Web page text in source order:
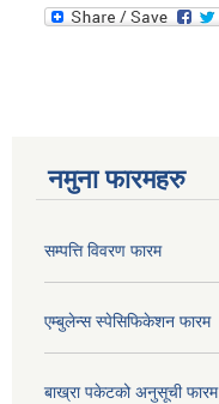
नमुना फारमहरु
सम्पत्ति विवरण फारम
एम्बुलेन्स स्पेसिफिकेशन फारम
बाख्रा पकेटको अनुसूची फारम